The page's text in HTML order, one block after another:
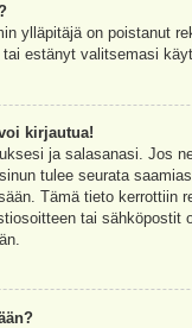
ylläpitäjä on poistanut
estänyt valitsemasi
kirjautua!
ja salasanasi. Jos
tulee seurata
Tämä tieto kerrottiin
tai